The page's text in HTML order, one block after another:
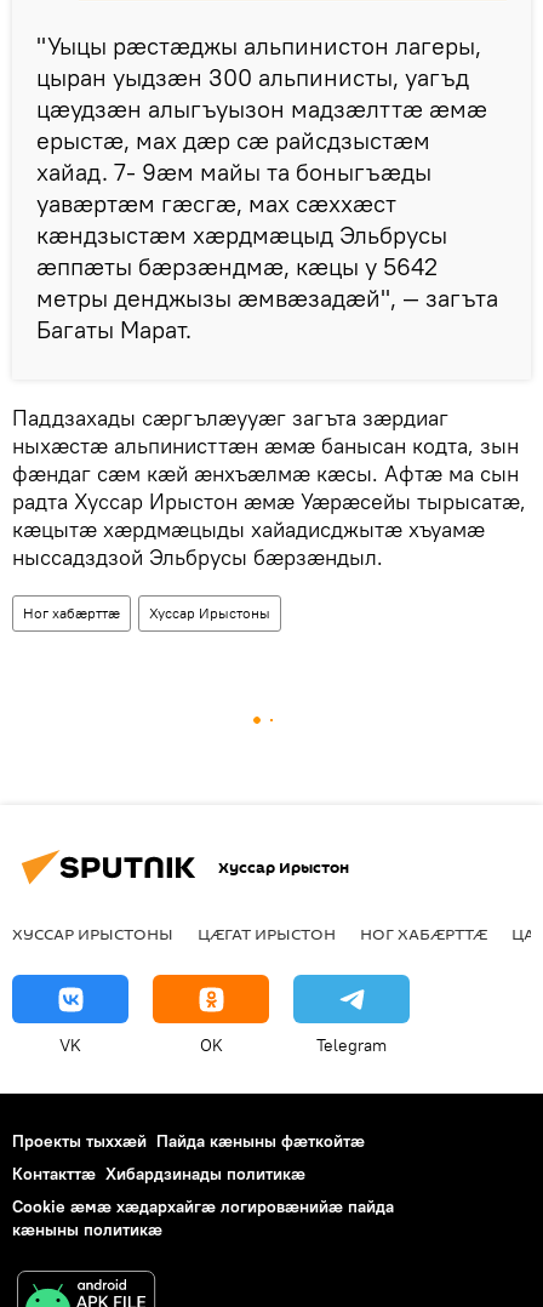
"Уыцы рӕстӕджы альпинистон лагеры,
цыран уыдзӕн 300 альпинисты, уагъд
цӕудзӕн алыгъуызон мадзӕлттӕ ӕмӕ
ерыстӕ, мах дӕр сӕ райсдзыстӕм
хайад. 7- 9ӕм майы та боныгъӕды
уавӕртӕм гӕсгӕ, мах сӕххӕст
кӕндзыстӕм хӕрдмӕцыд Эльбрусы
ӕппӕты бӕрзӕндмӕ, кӕцы у 5642
метры денджызы ӕмвӕзадӕй", — загъта
Багаты Марат.
Паддзахады сӕргълӕууӕг загъта зӕрдиаг
ныхӕстӕ альпинисттӕн ӕмӕ банысан кодта, зын
фӕндаг сӕм кӕй ӕнхъӕлмӕ кӕсы. Афтӕ ма сын
радта Хуссар Ирыстон ӕмӕ Уӕрӕсейы тырысатӕ,
кӕцытӕ хӕрдмӕцыды хайадисджытӕ хъуамӕ
ныссадздзой Эльбрусы бӕрзӕндыл.
Ног хабӕрттӕ Хуссар Ирыстоны
Хуссар Ирыстон
ХУССАР ИРЫСТОНЫ ЦӔГАТ ИРЫСТОН НОГ ХАБӔРТТӔ
VK OK Telegram
Проекты тыххӕй Пайда кӕныны фӕткойтӕ
Контакттӕ Хибардзинады политикæ
Cookie æмæ хæдархайгæ логировæнийæ пайда
кæныны политикæ